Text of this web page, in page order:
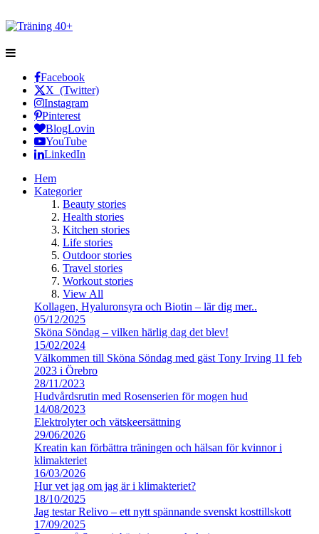
Facebook
X (Twitter)
Instagram
Pinterest
BlogLovin
YouTube
LinkedIn
Hem
Kategorier
Beauty stories
Health stories
Kitchen stories
Life stories
Outdoor stories
Travel stories
Workout stories
View All
Kollagen, Hyaluronsyra och Biotin – lär dig mer..
05/12/2025
Sköna Söndag – vilken härlig dag det blev!
15/02/2024
Välkommen till Sköna Söndag med gäst Tony Irving 11 feb
2023 i Örebro
28/11/2023
Hudvårdsrutin med Rosenserien för mogen hud
14/08/2023
Elektrolyter och vätskeersättning
29/06/2026
Kreatin kan förbättra träningen och hälsan för kvinnor i
klimakteriet
16/03/2026
Hur vet jag om jag är i klimakteriet?
18/10/2025
Jag testar Relivo – ett nytt spännande svenskt kosttillskott
17/09/2025